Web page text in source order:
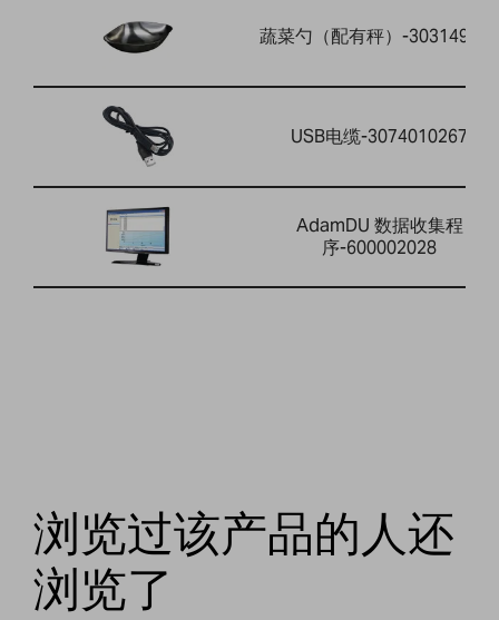
蔬菜勺（配有秤）-303149759
USB电缆-3074010267
AdamDU 数据收集程
序-600002028
浏览过该产品的人还
浏览了